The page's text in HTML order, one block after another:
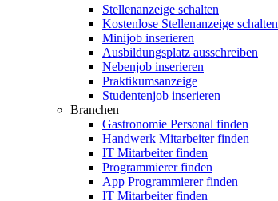
Stellenanzeige schalten
Kostenlose Stellenanzeige schalten
Minijob inserieren
Ausbildungsplatz ausschreiben
Nebenjob inserieren
Praktikumsanzeige
Studentenjob inserieren
Branchen
Gastronomie Personal finden
Handwerk Mitarbeiter finden
IT Mitarbeiter finden
Programmierer finden
App Programmierer finden
IT Mitarbeiter finden